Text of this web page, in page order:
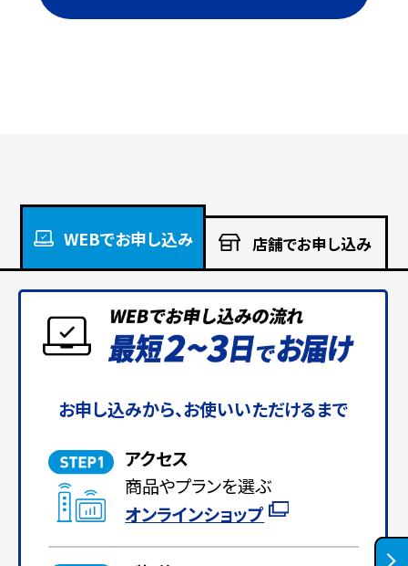
WEBでお申し込み 店舗でお申し込み
お申し込みから、お使いいただけるまで
アクセス
商品やプランを選ぶ
オンラインショップ